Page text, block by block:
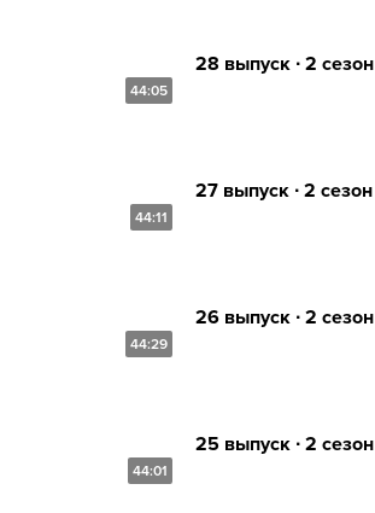
44:05
28 выпуск ∙ 2 сезон
44:11
27 выпуск ∙ 2 сезон
44:29
26 выпуск ∙ 2 сезон
44:01
25 выпуск ∙ 2 сезон